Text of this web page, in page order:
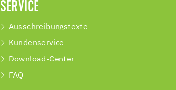
SERVICE
Ausschreibungstexte
Kundenservice
Download-Center
FAQ